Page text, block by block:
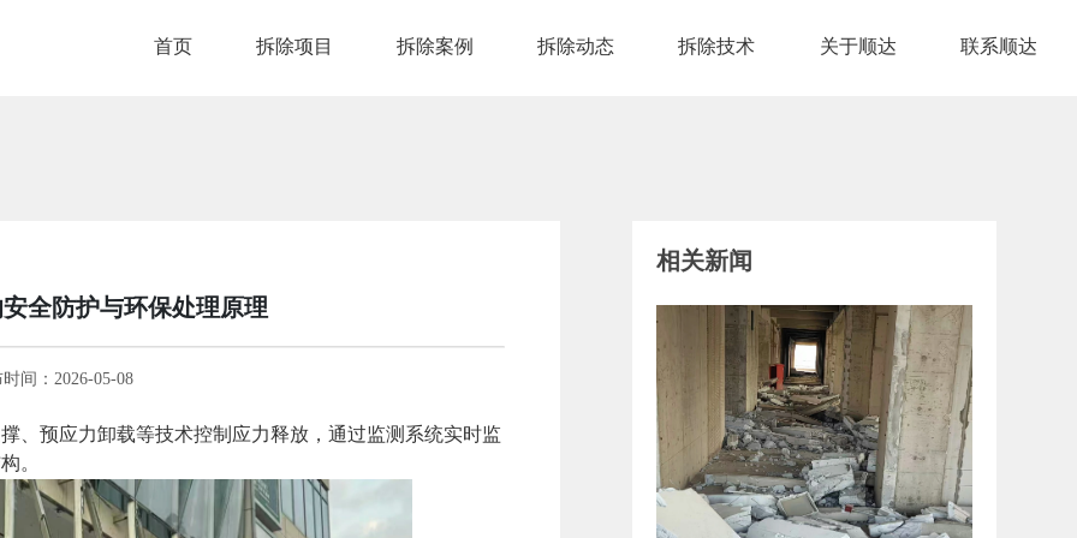
首页 拆除项目 拆除案例 拆除动态 拆除技术 关于顺达 联系顺达
全防护与环保处理原理
间：2026-05-08
、预应力卸载等技术控制应力释放，通过监测系统实时监
。
相关新闻